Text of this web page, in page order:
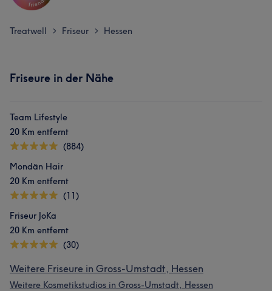
Treatwell > Friseur > Hessen
Friseure in der Nähe
Team Lifestyle
20 Km entfernt
(884)
Mondän Hair
20 Km entfernt
(11)
Friseur JoKa
20 Km entfernt
(30)
Weitere Friseure in Gross-Umstadt, Hessen
Weitere Kosmetikstudios in Gross-Umstadt, Hessen